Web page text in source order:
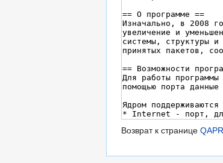
Возврат к странице